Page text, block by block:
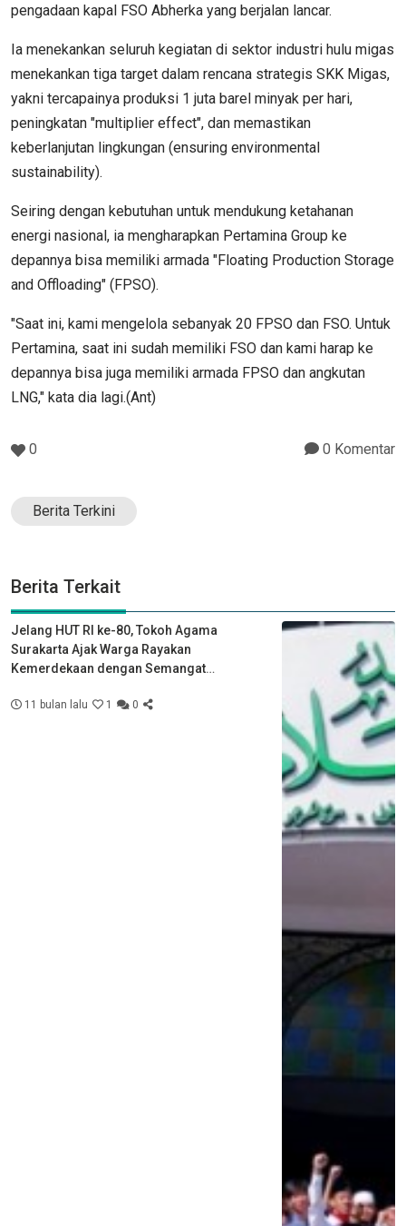
pengadaan kapal FSO Abherka yang berjalan lancar.
Ia menekankan seluruh kegiatan di sektor industri hulu migas
menekankan tiga target dalam rencana strategis SKK Migas,
yakni tercapainya produksi 1 juta barel minyak per hari,
peningkatan "multiplier effect", dan memastikan
keberlanjutan lingkungan (ensuring environmental
sustainability).
Seiring dengan kebutuhan untuk mendukung ketahanan
energi nasional, ia mengharapkan Pertamina Group ke
depannya bisa memiliki armada "Floating Production Storage
and Offloading" (FPSO).
"Saat ini, kami mengelola sebanyak 20 FPSO dan FSO. Untuk
Pertamina, saat ini sudah memiliki FSO dan kami harap ke
depannya bisa juga memiliki armada FPSO dan angkutan
LNG," kata dia lagi.(Ant)
0 0 Komentar
Berita Terkini
Berita Terkait
Jelang HUT RI ke-80, Tokoh Agama
Surakarta Ajak Warga Rayakan
Kemerdekaan dengan Semangat
11 bulan lalu 1 0